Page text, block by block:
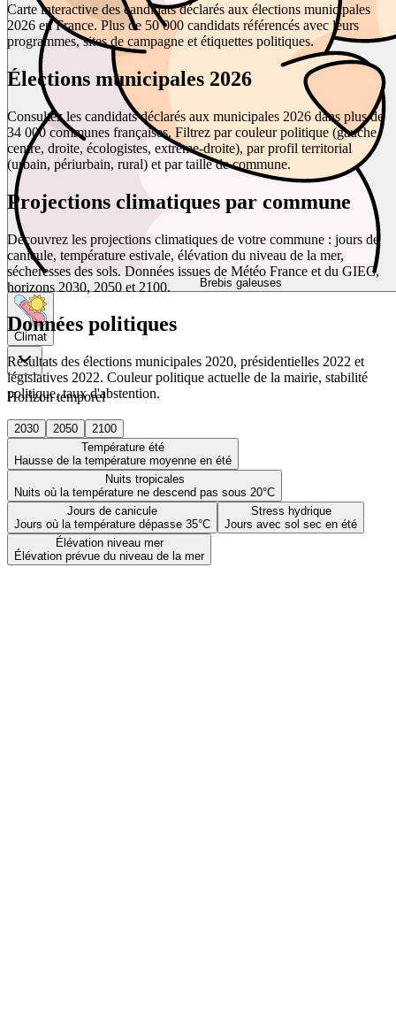
Brebis galeuses
Climat
Horizon temporel
2030 2050
2100
Température été
Hausse de la température moyenne en été
Nuits tropicales
Nuits où la température ne descend pas sous 20°C
Jours de canicule
Jours où la température dépasse 35°C
Stress hydrique
Jours avec sol sec en été
Élévation niveau mer
Élévation prévue du niveau de la mer
Carte interactive des candidats déclarés aux élections municipales
2026 en France. Plus de 50 000 candidats référencés avec leurs
programmes, sites de campagne et étiquettes politiques.
Élections municipales 2026
Consultez les candidats déclarés aux municipales 2026 dans plus de
34 000 communes françaises. Filtrez par couleur politique (gauche,
centre, droite, écologistes, extrême-droite), par profil territorial
(urbain, périurbain, rural) et par taille de commune.
Projections climatiques par commune
Découvrez les projections climatiques de votre commune : jours de
canicule, température estivale, élévation du niveau de la mer,
sécheresses des sols. Données issues de Météo France et du GIEC,
horizons 2030, 2050 et 2100.
Données politiques
Résultats des élections municipales 2020, présidentielles 2022 et
législatives 2022. Couleur politique actuelle de la mairie, stabilité
politique, taux d'abstention.